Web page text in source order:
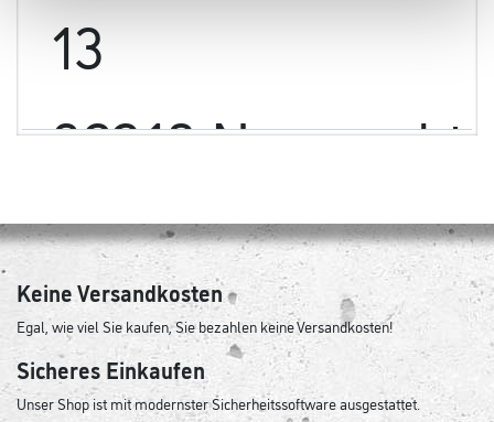
13
92318 Neumarkt
in der Oberpfalz
https://
Keine Versandkosten
Egal, wie viel Sie kaufen, Sie bezahlen keine Versandkosten!
Sicheres Einkaufen
Unser Shop ist mit modernster Sicherheitssoftware ausgestattet.